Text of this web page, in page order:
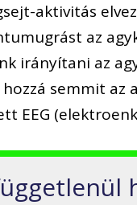
aktivitás
az
irányítani az
semmit
EEG